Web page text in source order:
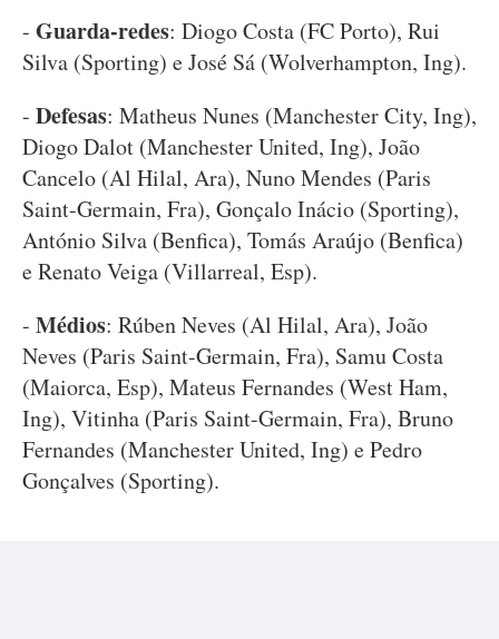
- Guarda-redes: Diogo Costa (FC Porto), Rui
Silva (Sporting) e José Sá (Wolverhampton, Ing).
- Defesas: Matheus Nunes (Manchester City, Ing),
Diogo Dalot (Manchester United, Ing), João
Cancelo (Al Hilal, Ara), Nuno Mendes (Paris
Saint-Germain, Fra), Gonçalo Inácio (Sporting),
António Silva (Benfica), Tomás Araújo (Benfica)
e Renato Veiga (Villarreal, Esp).
- Médios: Rúben Neves (Al Hilal, Ara), João
Neves (Paris Saint-Germain, Fra), Samu Costa
(Maiorca, Esp), Mateus Fernandes (West Ham,
Ing), Vitinha (Paris Saint-Germain, Fra), Bruno
Fernandes (Manchester United, Ing) e Pedro
Gonçalves (Sporting).